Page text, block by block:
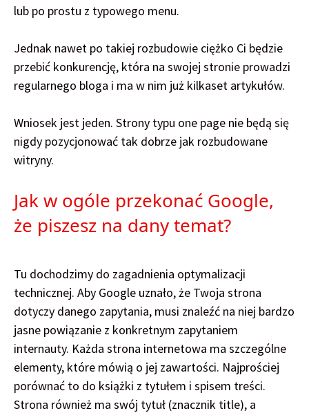
lub po prostu z typowego menu.
Jednak nawet po takiej rozbudowie ciężko Ci będzie
przebić konkurencję, która na swojej stronie prowadzi
regularnego bloga i ma w nim już kilkaset artykułów.
Wniosek jest jeden. Strony typu one page nie będą się
nigdy pozycjonować tak dobrze jak rozbudowane
witryny.
Jak w ogóle przekonać Google,
że piszesz na dany temat?
Tu dochodzimy do zagadnienia optymalizacji
technicznej. Aby Google uznało, że Twoja strona
dotyczy danego zapytania, musi znaleźć na niej bardzo
jasne powiązanie z konkretnym zapytaniem
internauty. Każda strona internetowa ma szczególne
elementy, które mówią o jej zawartości. Najprościej
porównać to do książki z tytułem i spisem treści.
Strona również ma swój tytuł (znacznik title), a